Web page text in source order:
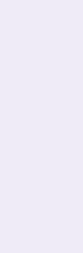
気にいっていま